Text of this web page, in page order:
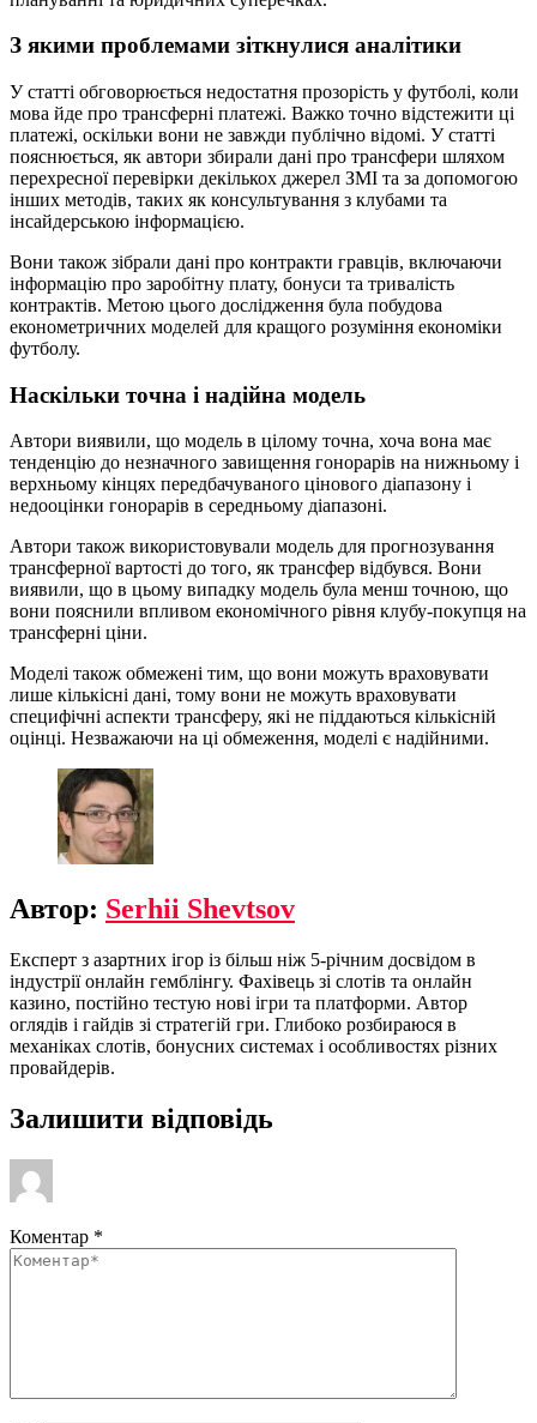
З якими проблемами зіткнулися аналітики
У статті обговорюється недостатня прозорість у футболі, коли
мова йде про трансферні платежі. Важко точно відстежити ці
платежі, оскільки вони не завжди публічно відомі. У статті
пояснюється, як автори збирали дані про трансфери шляхом
перехресної перевірки декількох джерел ЗМІ та за допомогою
інших методів, таких як консультування з клубами та
інсайдерською інформацією.
Вони також зібрали дані про контракти гравців, включаючи
інформацію про заробітну плату, бонуси та тривалість
контрактів. Метою цього дослідження була побудова
економетричних моделей для кращого розуміння економіки
футболу.
Наскільки точна і надійна модель
Автори виявили, що модель в цілому точна, хоча вона має
тенденцію до незначного завищення гонорарів на нижньому і
верхньому кінцях передбачуваного цінового діапазону і
недооцінки гонорарів в середньому діапазоні.
Автори також використовували модель для прогнозування
трансферної вартості до того, як трансфер відбувся. Вони
виявили, що в цьому випадку модель була менш точною, що
вони пояснили впливом економічного рівня клубу-покупця на
трансферні ціни.
Моделі також обмежені тим, що вони можуть враховувати
лише кількісні дані, тому вони не можуть враховувати
специфічні аспекти трансферу, які не піддаються кількісній
оцінці. Незважаючи на ці обмеження, моделі є надійними.
Автор: Serhii Shevtsov
Експерт з азартних ігор із більш ніж 5-річним досвідом в
індустрії онлайн гемблінгу. Фахівець зі слотів та онлайн
казино, постійно тестую нові ігри та платформи. Автор
оглядів і гайдів зі стратегій гри. Глибоко розбираюся в
механіках слотів, бонусних системах і особливостях різних
провайдерів.
Залишити відповідь
Коментар *